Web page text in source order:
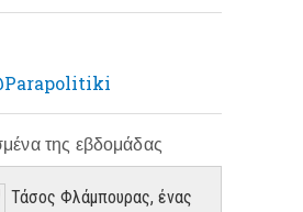
της εβδομάδας
Τάσος Φλάμπουρας, ένας